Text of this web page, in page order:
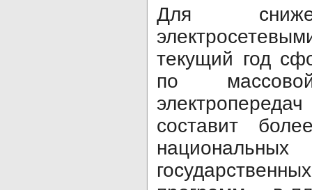
Для
текущий год
по
составит